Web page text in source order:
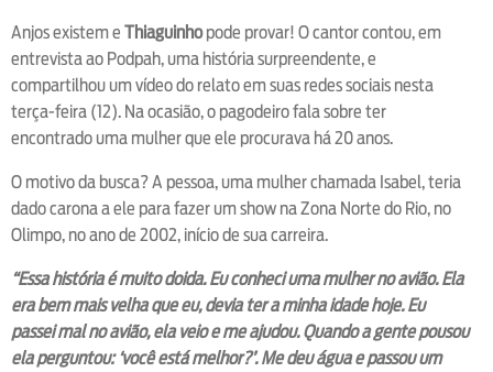
Anjos existem e Thiaguinhopode provar! O cantor contou, em
entrevista ao Podpah, uma história surpreendente, e
compartilhou um vídeo do relato em suas redes sociais nesta
terça-feira (12). Na ocasião, o pagodeiro fala sobre ter
encontrado uma mulher que ele procurava há 20 anos.
O motivo da busca? A pessoa, uma mulher chamada Isabel, teria
dado carona a ele para fazer um show na Zona Norte do Rio, no
Olimpo, no ano de 2002, início de sua carreira.
“Essa história é muito doida. Eu conheci uma mulher no avião. Ela
era bem mais velha que eu, devia ter a minha idade hoje. Eu
passei mal no avião, ela veio e me ajudou. Quando a gente pousou
ela perguntou: ‘você está melhor?’. Me deu água e passou um